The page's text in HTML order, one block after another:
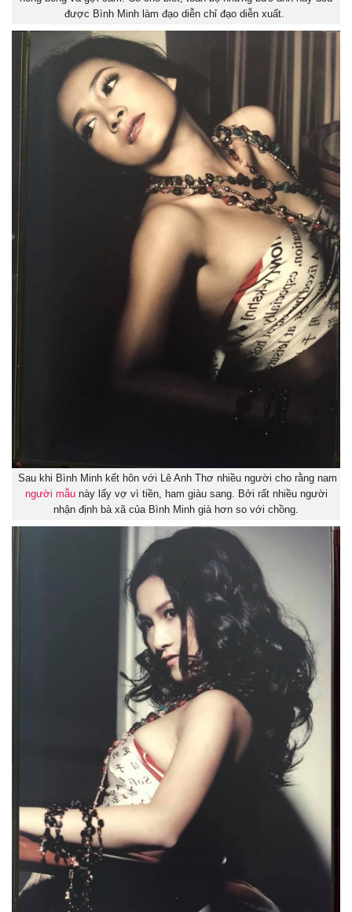
được Bình Minh làm đạo diễn chỉ đạo diễn xuất.
Sau khi Bình Minh kết hôn với Lê Anh Thơ nhiều người cho rằng nam
người mẫunày lấy vợ vì tiền, ham giàu sang. Bởi rất nhiều người
nhận định bà xã của Bình Minh già hơn so với chồng.